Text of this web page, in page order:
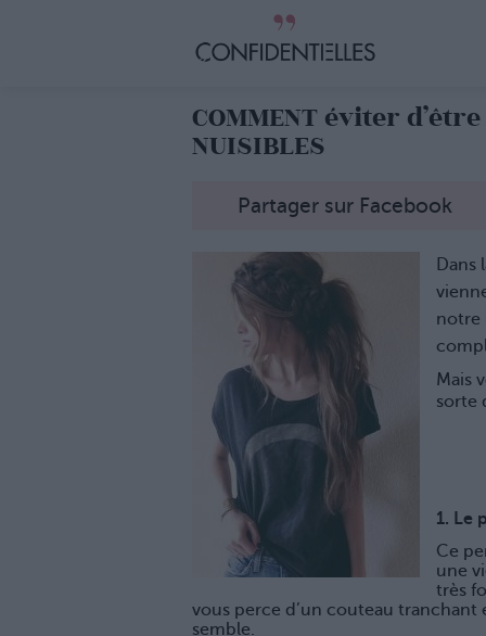
COMMENT éviter
NUISIBLES
Partager sur Facebook
Dans
notre
Mais
sorte
1. Le
Ce
une
très
vous perce d’un couteau tranchant
semble.